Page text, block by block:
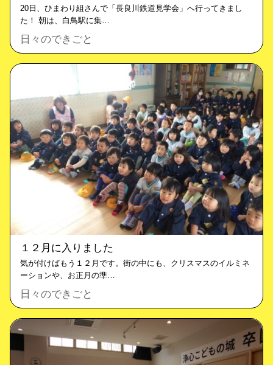
20日、ひまわり組さんで「長良川鉄道見学会」へ行ってきまし
た！ 朝は、白鳥駅に集…
日々のできごと
１２月に入りました
気が付けばもう１２月です。街の中にも、クリスマスのイルミネ
ーションや、お正月の準…
日々のできごと